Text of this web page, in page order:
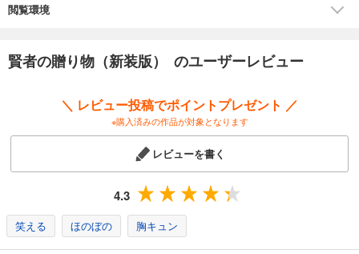
閲覧環境
賢者の贈り物（新装版） のユーザーレビュー
＼ レビュー投稿でポイントプレゼント ／
※購入済みの作品が対象となります
レビューを書く
4.3
笑える ほのぼの 胸キュン